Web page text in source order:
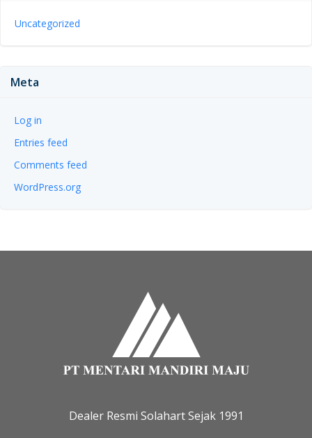
Uncategorized
Meta
Log in
Entries feed
Comments feed
WordPress.org
Dealer Resmi Solahart Sejak 1991